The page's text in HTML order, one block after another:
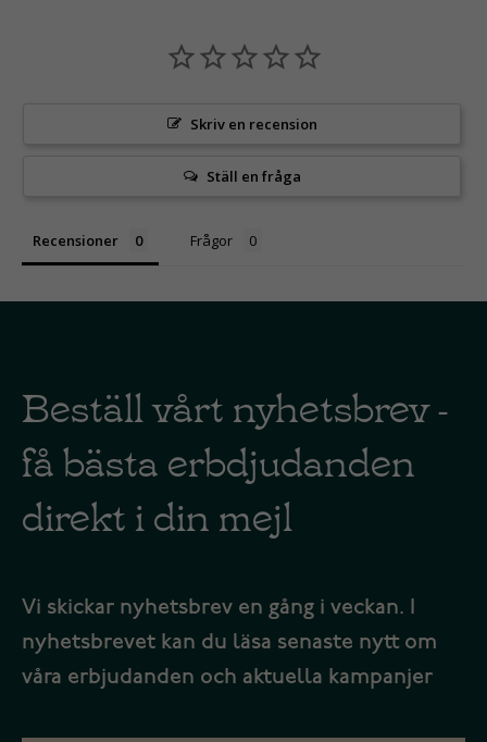
Skriv en recension
Ställ en fråga
Recensioner Frågor
Beställ vårt nyhetsbrev -
få bästa erbdjudanden
direkt i din mejl
Vi skickar nyhetsbrev en gång i veckan. I
nyhetsbrevet kan du läsa senaste nytt om
våra erbjudanden och aktuella kampanjer